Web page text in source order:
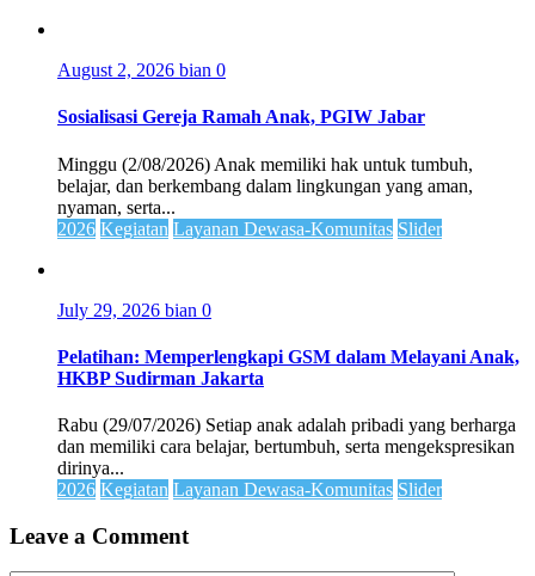
August 2, 2026 bian 0
Sosialisasi Gereja Ramah Anak, PGIW Jabar
Minggu (2/08/2026) Anak memiliki hak untuk tumbuh,
belajar, dan berkembang dalam lingkungan yang aman,
nyaman, serta...
2026 Kegiatan Layanan Dewasa-Komunitas Slider
July 29, 2026 bian 0
Pelatihan: Memperlengkapi GSM dalam Melayani Anak,
HKBP Sudirman Jakarta
Rabu (29/07/2026) Setiap anak adalah pribadi yang berharga
dan memiliki cara belajar, bertumbuh, serta mengekspresikan
dirinya...
2026 Kegiatan Layanan Dewasa-Komunitas Slider
Leave a Comment